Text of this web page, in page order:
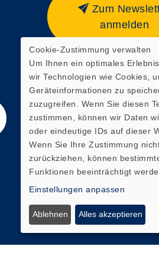
Zum
anmelden
Webseite zuletzt
am: 07.08.2026 19:58
Cookie-Zustimmung verwalten
Um Ihnen ein optimales
wir Technologien wie Cookies,
Geräteinformationen zu
zuzugreifen. Wenn Sie diesen
zustimmen, können wir Daten
oder eindeutige IDs auf dieser
Wenn Sie Ihre Zustimmung
zurückziehen, können
Funktionen beeinträchtigt
Einstellungen anpassen
Ablehnen Alles akzeptieren